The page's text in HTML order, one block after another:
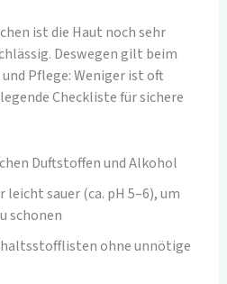
ist die Haut noch sehr
Deswegen gilt beim
Pflege: Weniger ist oft
Checkliste für sichere
Duftstoffen und Alkohol
sauer (ca. pH 5–6), um
schonen
ohne unnötige